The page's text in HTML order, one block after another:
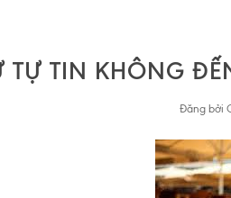
TỰ TIN KHÔNG
Đăng bởi